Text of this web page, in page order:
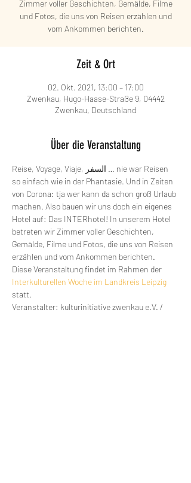
Zimmer voller Geschichten, Gemälde, Filme
und Fotos, die uns von Reisen erzählen und
vom Ankommen berichten.
Zeit & Ort
02. Okt. 2021, 13:00 – 17:00
Zwenkau, Hugo-Haase-Straße 9, 04442
Zwenkau, Deutschland
Über die Veranstaltung
Reise, Voyage, Viaje, السفر … nie war Reisen
so einfach wie in der Phantasie. Und in Zeiten
von Corona: tja wer kann da schon groß Urlaub
machen. Also bauen wir uns doch ein eigenes
Hotel auf: Das INTERhotel! In unserem Hotel
betreten wir Zimmer voller Geschichten,
Gemälde, Filme und Fotos, die uns von Reisen
erzählen und vom Ankommen berichten.
Diese Veranstaltung findet im Rahmen der
Interkulturellen Woche im Landkreis Leipzig
statt.
Veranstalter: kulturinitiative zwenkau e.V. /